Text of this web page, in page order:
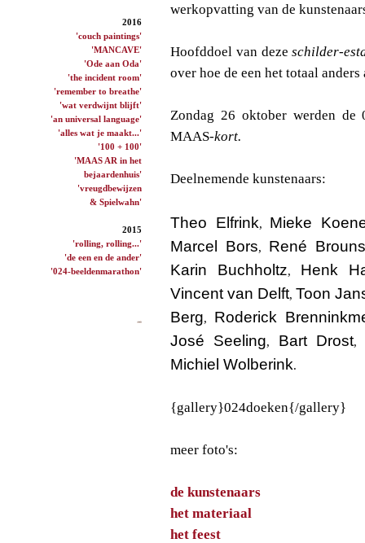
2016
'couch paintings'
'MANCAVE'
'Ode aan Oda'
'the incident room'
'remember to breathe'
'wat verdwijnt blijft'
'an universal language'
'alles wat je maakt...'
'100 + 100'
'MAAS AR in het
bejaardenhuis'
'vreugdbewijzen
& Spielwahn'
2015
'rolling, rolling...'
'de een en de ander'
'024-beeldenmarathon'
werkopvatting van de
Hoofddoel van dezeschilder-
over hoe de een het totaal
Zondag 26 oktober werden
MAAS-kort.
Deelnemende kunstenaars:
Theo Elfrink, Mieke
Marcel Bors, René Brouns
Karin Buchholtz, Henk
Vincent van Delft, Toon
Berg, Roderick
José Seeling, Bart Drost,
Michiel Wolberink.
{gallery}024doeken{/gallery}
meer foto's:
de kunstenaars
het materiaal
het feest